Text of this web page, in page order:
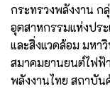
กระทรวงพลังงาน ก
อุตสาหกรรมแห่งปร
และสิ่งแวดล้อม มหา
สมาคมยานยนต์ไฟฟ้
พลังงานไทย สถาบั